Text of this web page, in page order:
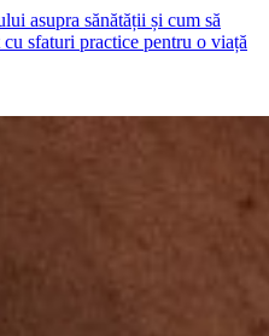
asupra sănătății și cum să
sfaturi practice pentru o viață